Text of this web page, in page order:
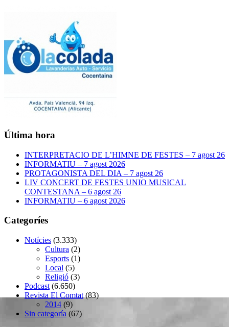
Última hora
INTERPRETACIO DE L’HIMNE DE FESTES – 7 agost 26
INFORMATIU – 7 agost 2026
PROTAGONISTA DEL DIA – 7 agost 26
LIV CONCERT DE FESTES UNIO MUSICAL
CONTESTANA – 6 agost 26
INFORMATIU – 6 agost 2026
Categoríes
Notícies (3.333)
Cultura (2)
Esports (1)
Local (5)
Religió (3)
Podcast (6.650)
Revista El Comtat (83)
2014 (9)
Sin categoría (67)